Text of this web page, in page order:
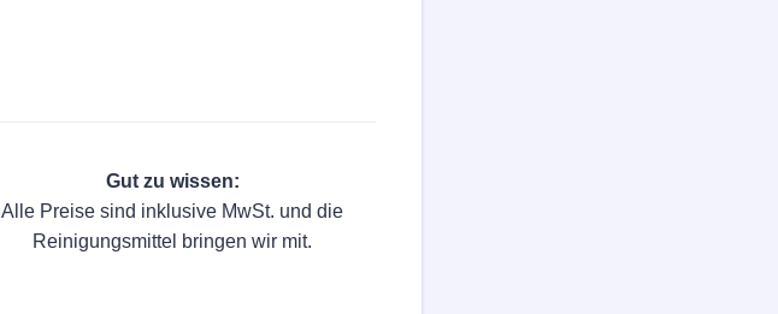
Gut zu wissen:
Alle Preise sind inklusive MwSt. und die
Reinigungsmittel bringen wir mit.